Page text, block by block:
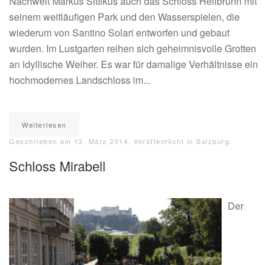
seinem weitläufigen Park und den Wasserspielen, die
wiederum von Santino Solari entworfen und gebaut
wurden. Im Lustgarten reihen sich geheimnisvolle Grotten
an idyllische Weiher. Es war für damalige Verhältnisse ein
hochmodernes Landschloss im...
Weiterlesen
Geschrieben am 13. März 2014 . Veröffentlicht in Salzburg
Schloss Mirabell
Der